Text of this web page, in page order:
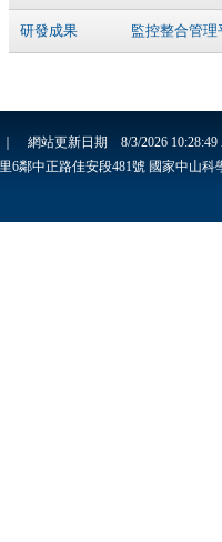
研發成果 監控整合管理
網站更新日期 8/3/2026
6鄰中正路佳安段481號 國家中山